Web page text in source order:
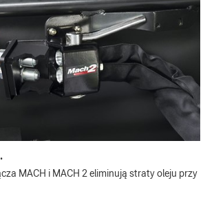
MACH i MACH 2 eliminują straty oleju przy